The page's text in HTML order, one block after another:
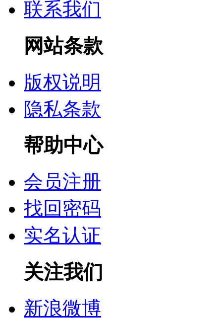
联系我们
网站条款
版权说明
隐私条款
帮助中心
会员注册
找回密码
实名认证
关注我们
新浪微博